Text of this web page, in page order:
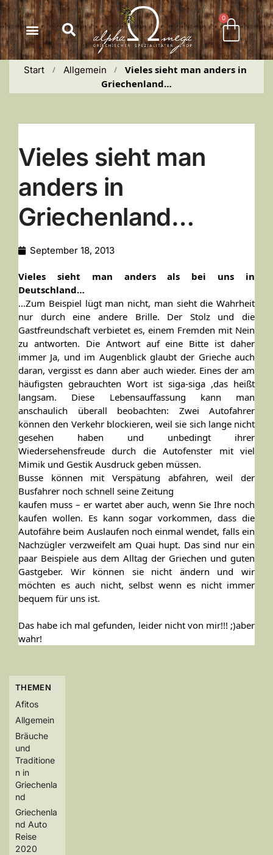
springen
0
Start / Allgemein /
Vieles sieht man anders in
Griechenland…
Vieles sieht man
anders in
Griechenland…
September 18, 2013
Vieles sieht man anders als bei uns in
Deutschland…
…Zum Beispiel lügt man nicht, man sieht die Wahrheit
nur durch eine andere Brille. Der Stolz und die
Gastfreundschaft verbietet es, einem Fremden mit Nein
zu antworten. Die Antwort auf eine Bitte ist daher
immer Ja, und im Augenblick glaubt der Grieche auch
daran, vergisst es dann aber auch wieder. Eines der am
häufigsten gebrauchten Wort ist siga-siga ,das heißt
langsam. Diese Lebensauffassung kann man
anschaulich überall beobachten: Zwei Autofahrer
können den Verkehr blockieren, weil sie sich lange nicht
gesehen haben und unbedingt ihrer
Wiedersehensfreude durch die Autofenster mit viel
Mimik und Gestik Ausdruck geben müssen.
Busse können mit Verspätung abfahren, weil der
Busfahrer noch schnell seine Zeitung
kaufen muss – er wartet aber auch, wenn Sie Ihre noch
kaufen wollen. Es kann sogar vorkommen, dass die
Autofähre beim Auslaufen noch einmal wendet, falls ein
Nachzügler verzweifelt am Quai hupt. Das sind nur ein
paar Beispiele aus dem Alltag der Griechen und guten
Gastgeber. Wir können sie nicht ändern und wir
möchten es auch nicht, selbst wenn es nicht immer
bequem für uns ist.
Das habe ich mal gefunden, leider nicht von mir!!! ;)aber
wahr!
THEMEN
Afitos
Allgemein
Bräuche
und
Traditione
n in
Griechenla
nd
Griechenla
nd Auto
Reise
2020